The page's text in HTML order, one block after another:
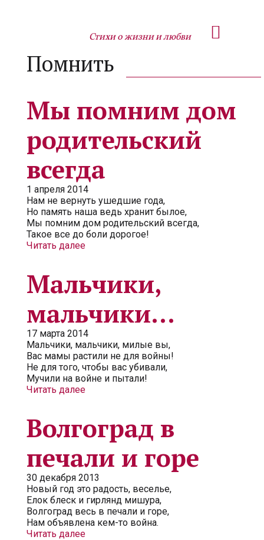
Стихи о жизни и любви
Помнить
Мы помним дом
родительский
всегда
1 апреля 2014
Нам не вернуть ушедшие года,
Но память наша ведь хранит былое,
Мы помним дом родительский всегда,
Такое все до боли дорогое!
Читать далее
Мальчики,
мальчики...
17 марта 2014
Мальчики, мальчики, милые вы,
Вас мамы растили не для войны!
Не для того, чтобы вас убивали,
Мучили на войне и пытали!
Читать далее
Волгоград в
печали и горе
30 декабря 2013
Новый год это радость, веселье,
Елок блеск и гирлянд мишура,
Волгоград весь в печали и горе,
Нам объявлена кем-то война.
Читать далее